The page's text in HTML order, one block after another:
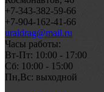
+7-343-382-59-66
+7-904-162-41-66
uraldrag@mail.ru
Часы работы:
Вт-Пт: 10:00 - 17:00
Сб: 10:00 - 15:00
Пн,Вс: выходной